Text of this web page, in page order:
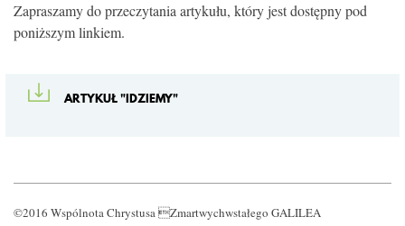
Zapraszamy do przeczytania artykułu, który jest dostępny pod
poniższym linkiem.
ARTYKUŁ "IDZIEMY"
©2016 Wspólnota Chrystusa Zmartwychwstałego GALILEA